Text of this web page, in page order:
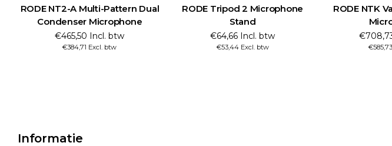
RODE NT2-A Multi-Pattern Dual
Condenser Microphone
€465,50 Incl. btw
€384,71 Excl. btw
RODE Tripod 2 Microphone
Stand
€64,66 Incl. btw
€53,44 Excl. btw
RODE NTK
Informatie